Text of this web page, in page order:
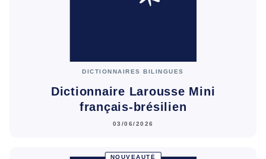
DICTIONNAIRES BILINGUES
Dictionnaire Larousse Mini
français-brésilien
03/06/2026
NOUVEAUTÉ